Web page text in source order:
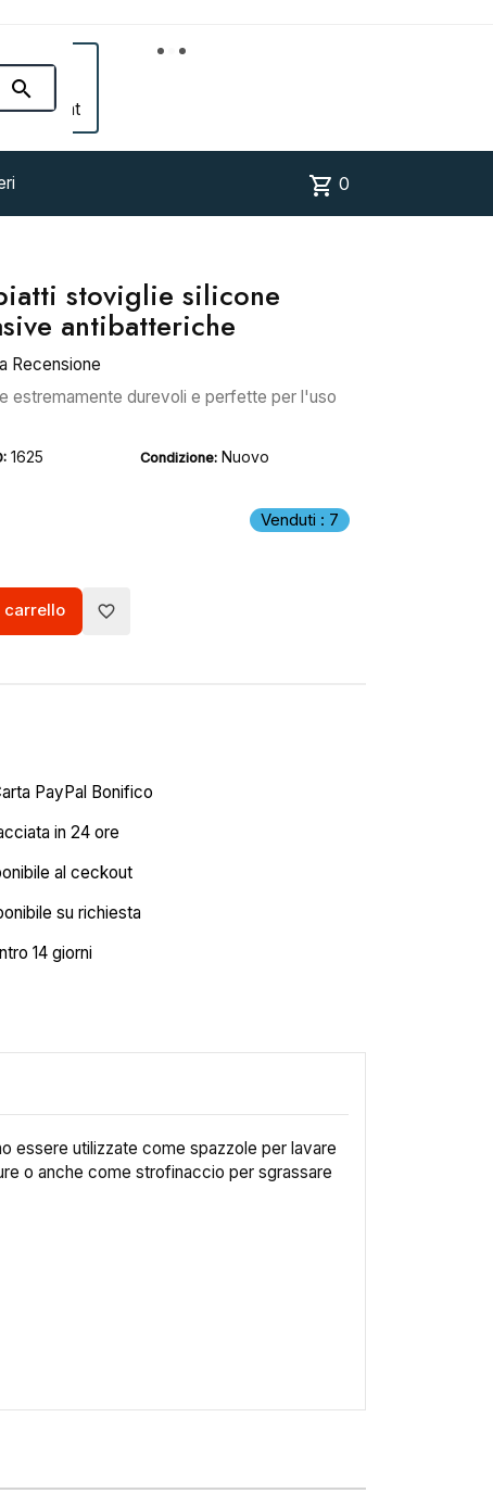


Account
shopping_cart 0
stoviglie silicone
antibatteriche
Recensione
estremamente durevoli e perfette per l'uso
1625 Condizione: Nuovo
Venduti : 7
carrello favorite_border
PayPal Bonifico
in 24 ore
al ceckout
su richiesta
14 giorni
essere utilizzate come spazzole per lavare
o anche come strofinaccio per sgrassare
×